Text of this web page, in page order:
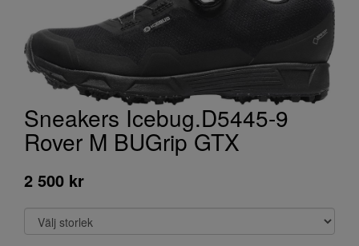
Sneakers Icebug.D5445-9
Rover M BUGrip GTX
2 500 kr